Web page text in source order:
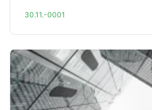
30.11.-0001